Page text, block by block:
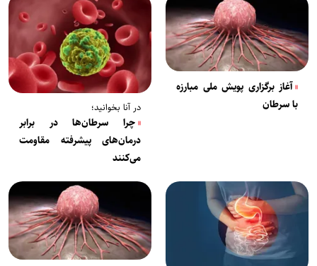
آغاز برگزاری پویش ملی مبارزه
با سرطان
در آنا بخوانید؛
چرا سرطان‌ها در برابر
درمان‌های پیشرفته مقاومت
می‌کنند